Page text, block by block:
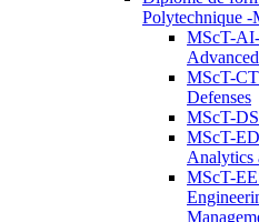
Polytechnique
MScT-
MScT-
Defenses
MScT-
MScT-
Analytics
MScT-